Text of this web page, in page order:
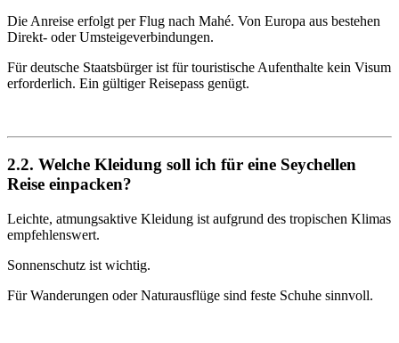
Die Anreise erfolgt per Flug nach Mahé. Von Europa aus bestehen
Direkt- oder Umsteigeverbindungen.
Für deutsche Staatsbürger ist für touristische Aufenthalte kein Visum
erforderlich. Ein gültiger Reisepass genügt.
2.2. Welche Kleidung soll ich für eine Seychellen
Reise einpacken?
Leichte, atmungsaktive Kleidung ist aufgrund des tropischen Klimas
empfehlenswert.
Sonnenschutz ist wichtig.
Für Wanderungen oder Naturausflüge sind feste Schuhe sinnvoll.